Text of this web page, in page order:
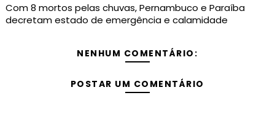
Com 8 mortos pelas chuvas, Pernambuco e Paraíba
decretam estado de emergência e calamidade
NENHUM COMENTÁRIO:
POSTAR UM COMENTÁRIO